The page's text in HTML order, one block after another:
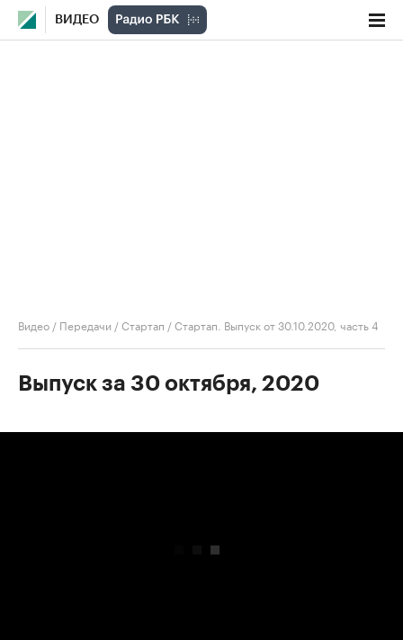
ВИДЕО
Видео / Передачи /Стартап /Стартап. Выпуск от 30.10.2020, часть 4
Выпуск за 30 октября, 2020